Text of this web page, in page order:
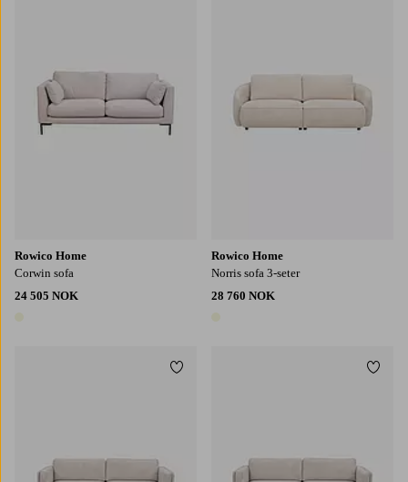
Rowico Home
Corwin sofa
24 505 NOK
Rowico Home
Norris sofa 3-seter
28 760 NOK
Legg til favoritter